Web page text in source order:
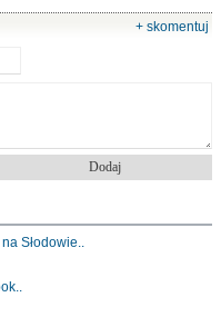
+ skomentuj
Słodowie..